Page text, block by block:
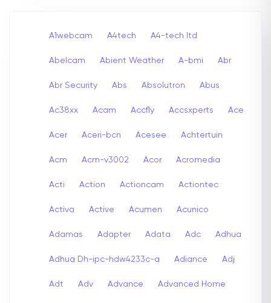
A1webcam A4tech A4-tech Itd
Abelcam Abient Weather A-bmi Abr
Abr Security Abs Absolutron Abus
Ac38xx Acam Accfly Accsxperts Ace
Acer Aceri-bcn Acesee Achtertuin
Acm Acm-v3002 Acor Acromedia
Acti Action Actioncam Actiontec
Activa Active Acumen Acunico
Adamas Adapter Adata Adc Adhua
Adhua Dh-ipc-hdw4233c-a Adiance Adj
Adt Adv Advance Advanced Home